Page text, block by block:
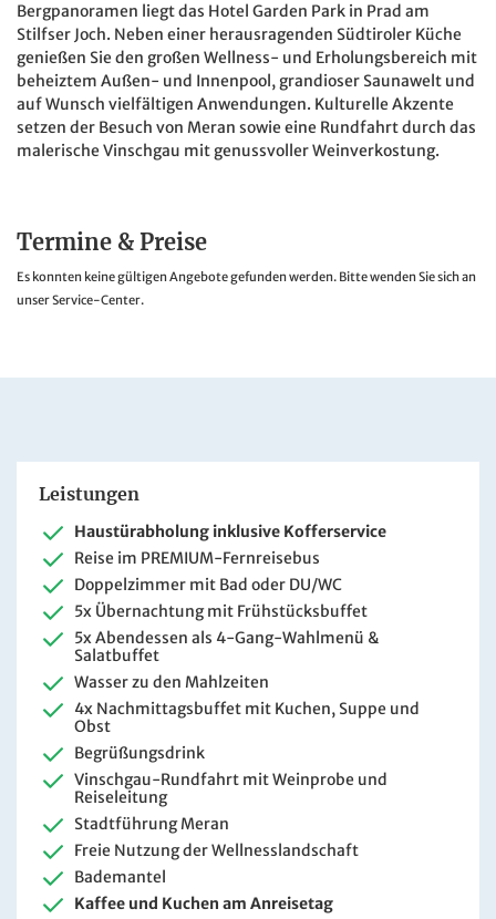
Bergpanoramen liegt das Hotel Garden Park in Prad am
Stilfser Joch. Neben einer herausragenden Südtiroler Küche
genießen Sie den großen Wellness- und Erholungsbereich mit
beheiztem Außen- und Innenpool, grandioser Saunawelt und
auf Wunsch vielfältigen Anwendungen. Kulturelle Akzente
setzen der Besuch von Meran sowie eine Rundfahrt durch das
malerische Vinschgau mit genussvoller Weinverkostung.
Termine & Preise
Es konnten keine gültigen Angebote gefunden werden. Bitte wenden Sie sich an
unser Service-Center.
Leistungen
Haustürabholung inklusive Kofferservice
Reise im PREMIUM-Fernreisebus
Doppelzimmer mit Bad oder DU/WC
5x Übernachtung mit Frühstücksbuffet
5x Abendessen als 4-Gang-Wahlmenü &
Salatbuffet
Wasser zu den Mahlzeiten
4x Nachmittagsbuffet mit Kuchen, Suppe und
Obst
Begrüßungsdrink
Vinschgau-Rundfahrt mit Weinprobe und
Reiseleitung
Stadtführung Meran
Freie Nutzung der Wellnesslandschaft
Bademantel
Kaffee und Kuchen am Anreisetag